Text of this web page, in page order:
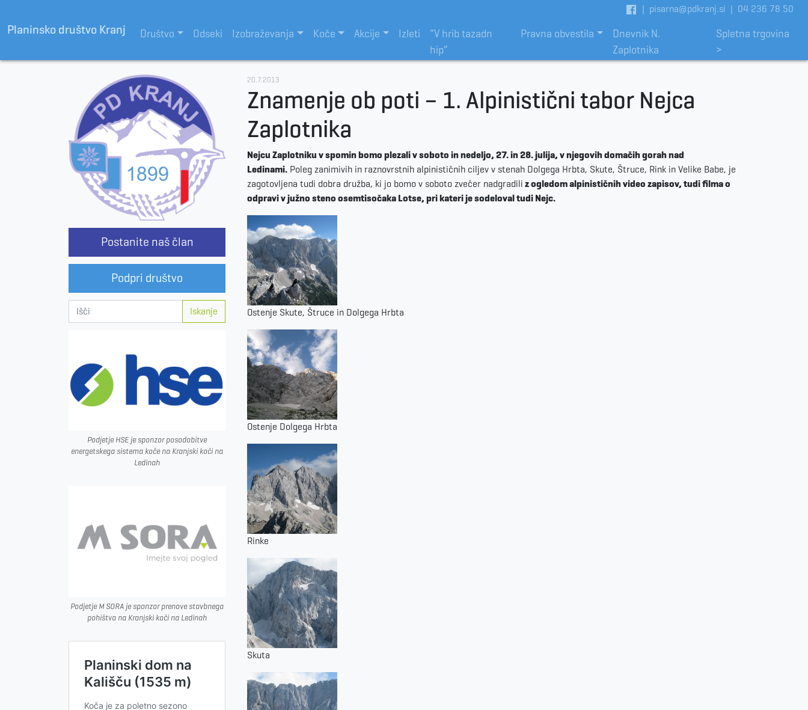
Planinsko društvo Kranj
| pisarna@pdkranj.si | 04 236 78 50
Društvo Odseki Izobraževanja Koče Akcije Izleti
“V hrib tazadn
hip”
Pravna obvestila
Dnevnik N.
Zaplotnika
Spletna trgovina
>
20.7.2013
Znamenje ob poti – 1. Alpinistični tabor Nejca
Zaplotnika
Nejcu Zaplotniku v spomin bomo plezali v soboto in nedeljo, 27. in 28. julija, v njegovih domačih gorah nad
Ledinami. Poleg zanimivih in raznovrstnih alpinističnih ciljev v stenah Dolgega Hrbta, Skute, Štruce, Rink in Velike Babe, je
zagotovljena tudi dobra družba, ki jo bomo v soboto zvečer nadgradili z ogledom alpinističnih video zapisov, tudi filma o
odpravi v južno steno osemtisočaka Lotse, pri kateri je sodeloval tudi Nejc.
Ostenje Skute, Štruce in Dolgega Hrbta
Ostenje Dolgega Hrbta
Rinke
Skuta
Postanite naš član
Podpri društvo
Iskanje
Podjetje HSE je sponzor posodobitve
energetskega sistema koče na Kranjski koči na
Ledinah
Podjetje M SORA je sponzor prenove stavbnega
pohištva na Kranjski koči na Ledinah